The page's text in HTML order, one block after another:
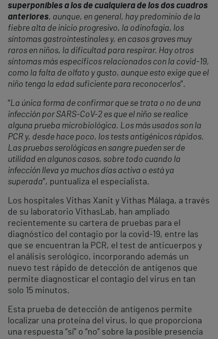
superponibles a los de cualquiera de los dos cuadros
anteriores, aunque, en general, hay predominio de la
fiebre alta de inicio progresivo, la odinofagia, los
síntomas gastrointestinales y, en casos graves muy
raros en niños, la dificultad para respirar. Hay otros
síntomas más específicos relacionados con la covid-19,
como la falta de olfato y gusto, aunque esto exige que el
niño tenga la edad suficiente para reconocerlos”.
“La única forma de confirmar que se trata o no de una
infección por SARS-CoV-2 es que el niño se realice
alguna prueba microbiológica. Los más usados son la
PCR y, desde hace poco, los tests antigénicos rápidos.
Las pruebas serológicas en sangre pueden ser de
utilidad en algunos casos, sobre todo cuando la
infección lleva ya muchos días activa o está ya
superada”, puntualiza el especialista.
Los hospitales Vithas Xanit y Vithas Málaga, a través
de su laboratorio VithasLab, han ampliado
recientemente su cartera de pruebas para el
diagnóstico del contagio por la covid-19, entre las
que se encuentran la PCR, el test de anticuerpos y
el análisis serológico, incorporando además un
nuevo test rápido de detección de antígenos que
permite diagnosticar el contagio del virus en tan
solo 15 minutos.
Esta prueba de detección de antígenos permite
localizar una proteína del virus, lo que proporciona
una respuesta “sí” o “no” sobre la posible presencia